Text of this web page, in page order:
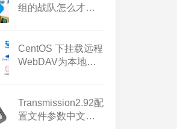
组的战队怎么才能
CentOS 下挂载远程
WebDAV为本地目
Transmission2.92配
置文件参数中文解